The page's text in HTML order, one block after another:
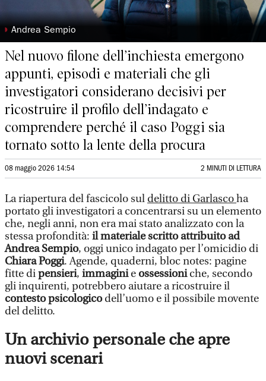
◗ Andrea Sempio
Nel nuovo filone dell’inchiesta emergono
appunti, episodi e materiali che gli
investigatori considerano decisivi per
ricostruire il profilo dell’indagato e
comprendere perché il caso Poggi sia
tornato sotto la lente della procura
08 maggio 2026 14:54 2 MINUTI DI LETTURA
La riapertura del fascicolo sul delitto di Garlascoha
portato gli investigatori a concentrarsi su un elemento
che, negli anni, non era mai stato analizzato con la
stessa profondità: il materiale scritto attribuito ad
Andrea Sempio, oggi unico indagato per l’omicidio di
Chiara Poggi. Agende, quaderni, bloc notes: pagine
fitte dipensieri, immaginie ossessioniche, secondo
gli inquirenti, potrebbero aiutare a ricostruire il
contesto psicologicodell’uomo e il possibile movente
del delitto.
Un archivio personale che apre
nuovi scenari